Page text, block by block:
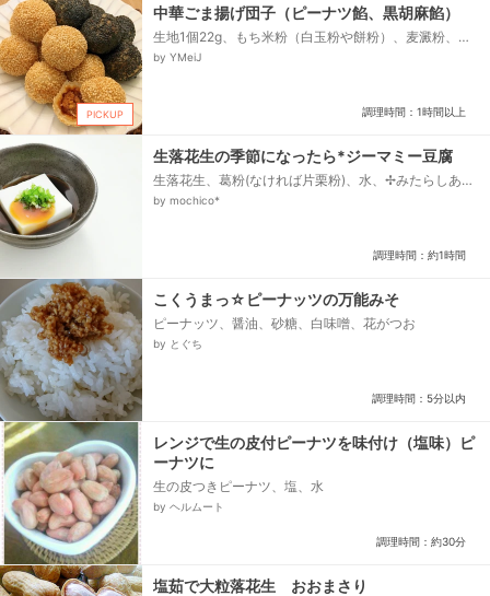
PICKUP
中華ごま揚げ団子（ピーナツ餡、黒胡麻餡）
生地1個22g、もち米粉（白玉粉や餅粉）、麦澱粉、砂
糖、重曹、水*、オリーブオイル、植物油（揚げ用）、
by YMeiJ
調理時間：1時間以上
生落花生の季節になったら*ジーマミー豆腐
生落花生、葛粉(なければ片栗粉)、水、✢みたらしあん
✢、★醤油、★酒、★みりん、砂糖(お好みで)、だし
by mochico*
調理時間：約1時間
こくうまっ☆ピーナッツの万能みそ
ピーナッツ、醤油、砂糖、白味噌、花がつお
by とぐち
調理時間：5分以内
レンジで生の皮付ピーナツを味付け（塩味）ピ
ーナツに
生の皮つきピーナツ、塩、水
by ヘルムート
調理時間：約30分
塩茹で大粒落花生 おおまさり